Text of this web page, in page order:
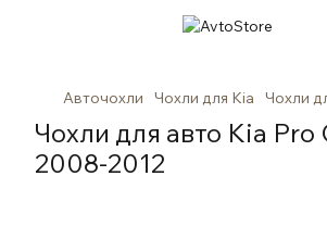
Авточохли Чохли для Kia Чохли
Чохли для авто Kia Pro
2008-2012